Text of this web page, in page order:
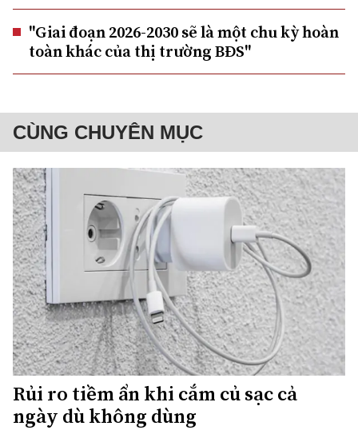
"Giai đoạn 2026-2030 sẽ là một chu kỳ hoàn
toàn khác của thị trường BĐS"
CÙNG CHUYÊN MỤC
Rủi ro tiềm ẩn khi cắm củ sạc cả
ngày dù không dùng